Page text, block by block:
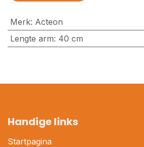
Merk: Acteon
Lengte arm: 40 cm
Handige links
Startpagina